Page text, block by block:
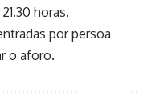
horas.
por persoa
o aforo.